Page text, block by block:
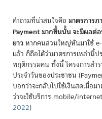
คำถามที่น่าสนใจคือ มาตรการภ
Payment มากขึ้นนั้น จะมีผลต่
ยาวหากคนส่วนใหญ่หันมาใช้ e-
แล้ว ก็ถือได้ว่ามาตรการเหล่านี้
พฤติกรรมคน ทั้งนี้ โครงการสำ
ประจำวันของประชาชน
บอกว่าจะกลับไปใช้เงินสดเมื่อม
ว่าจะใช้บริการ mobile/
2022)